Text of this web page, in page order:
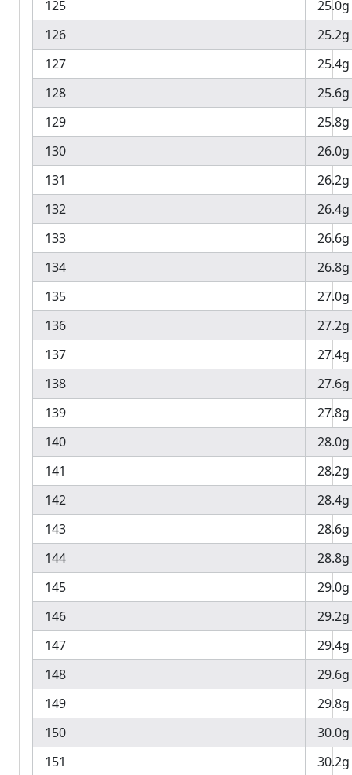
125
25.0g
126
25.2g
127
25.4g
128
25.6g
129
25.8g
130
26.0g
131
26.2g
132
26.4g
133
26.6g
134
26.8g
135
27.0g
136
27.2g
137
27.4g
138
27.6g
139
27.8g
140
28.0g
141
28.2g
142
28.4g
143
28.6g
144
28.8g
145
29.0g
146
29.2g
147
29.4g
148
29.6g
149
29.8g
150
30.0g
151
30.2g